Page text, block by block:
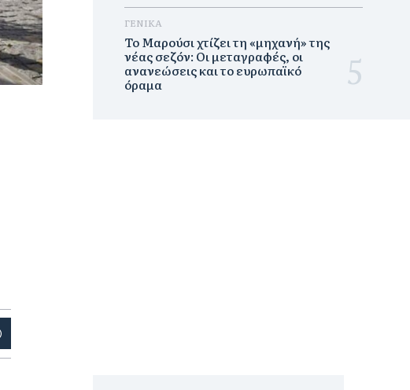
ΓΕΝΙΚΑ
Το Μαρούσι χτίζει τη «μηχανή» της
νέας σεζόν: Οι μεταγραφές, οι
ανανεώσεις και το ευρωπαϊκό
όραμα